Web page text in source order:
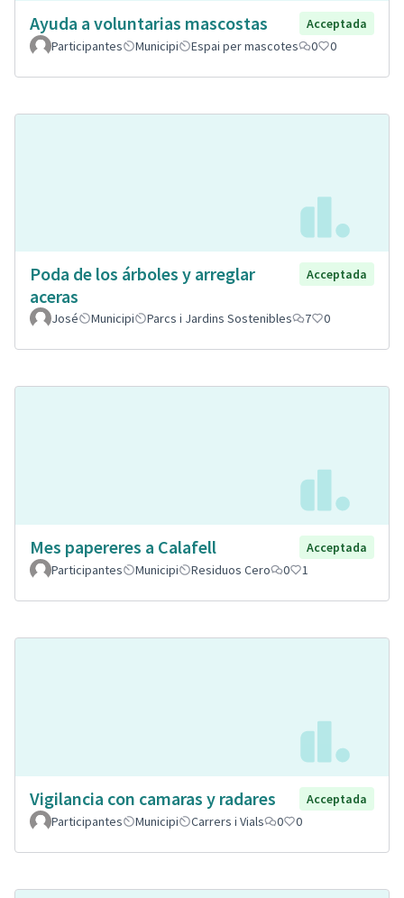
Ayuda a voluntarias mascostas
Acceptada
Participantes
Municipi Espai per mascotes 0 0
Poda de los árboles y arreglar
aceras
Acceptada
José Municipi Parcs i Jardins Sostenibles 7 0
Mes papereres a Calafell
Acceptada
Participantes
Municipi Residuos Cero 0 1
Vigilancia con camaras y radares
Acceptada
Participantes
Municipi Carrers i Vials 0 0